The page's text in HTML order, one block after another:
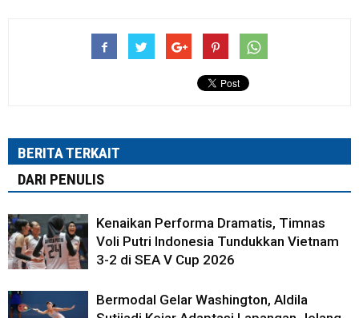
BERITA TERKAIT
DARI PENULIS
Kenaikan Performa Dramatis, Timnas
Voli Putri Indonesia Tundukkan Vietnam
3-2 di SEA V Cup 2026
Bermodal Gelar Washington, Aldila